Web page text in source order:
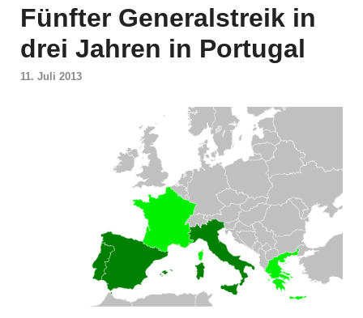
Fünfter Generalstreik in
drei Jahren in Portugal
11. Juli 2013